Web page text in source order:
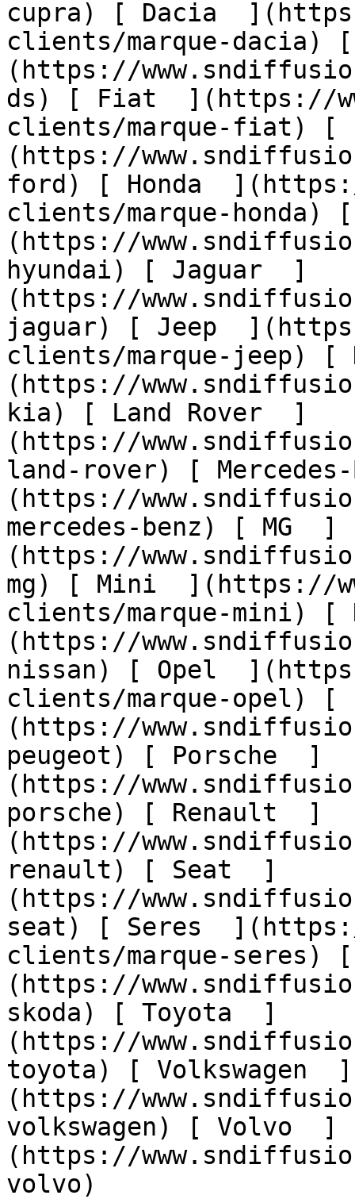
cupra) [ Dacia
clients/marque-dacia)
(https://
ds) [ Fiat  ](https://
clients/marque-fiat) [
(https://
ford) [ Honda
clients/marque-honda)
(https://
hyundai) [ Jaguar  ]
(https://
jaguar) [ Jeep
clients/marque-jeep)
(https://
kia) [ Land Rover  ]
(https://
land-rover) [
(https://
mercedes-benz) [ MG  ]
(https://
mg) [ Mini  ](https://
clients/marque-mini) [
(https://
nissan) [ Opel
clients/marque-opel) [
(https://
peugeot) [ Porsche  ]
(https://
porsche) [ Renault  ]
(https://
renault) [ Seat  ]
(https://
seat) [ Seres
clients/marque-seres)
(https://
skoda) [ Toyota  ]
(https://
toyota) [ Volkswagen  ]
(https://
volkswagen) [ Volvo  ]
(https://
volvo)